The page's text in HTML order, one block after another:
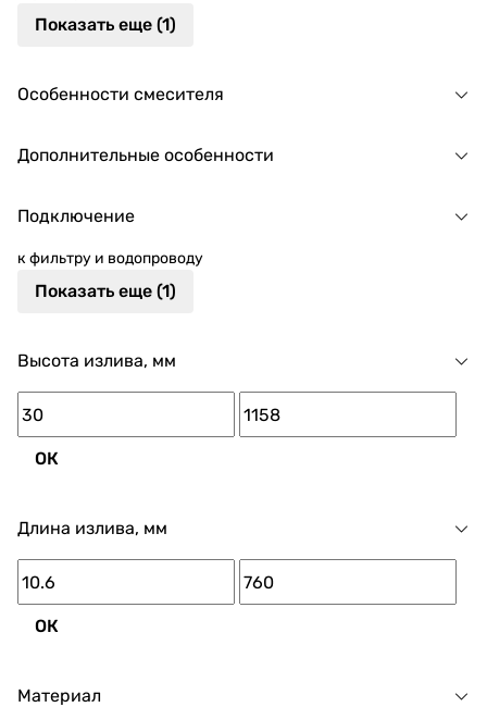
Показать еще (1)
Особенности смесителя
Дополнительные особенности
Подключение
к фильтру и водопроводу
Показать еще (1)
Высота излива, мм
ОК
Длина излива, мм
ОК
Материал